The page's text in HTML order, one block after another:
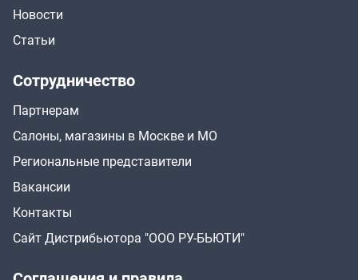
Новости
Статьи
Сотрудничество
Партнерам
Салоны, магазины в Москве и МО
Региональные представители
Вакансии
Контакты
Сайт Дистрибьютора "ООО РУ-БЬЮТИ"